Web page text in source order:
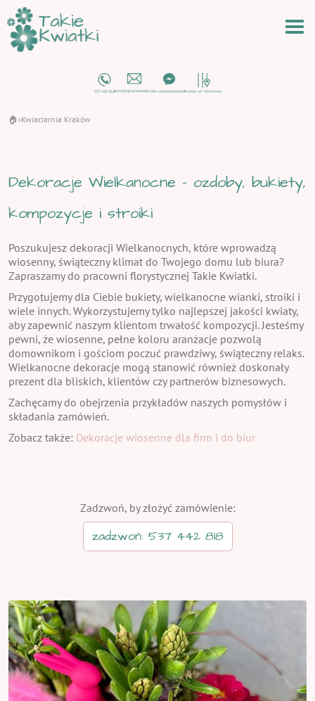
🏠 ›Kwiaciarnia Kraków
Dekoracje Wielkanocne - ozdoby, bukiety,
kompozycje i stroiki
Poszukujesz dekoracji Wielkanocnych, które wprowadzą
wiosenny, świąteczny klimat do Twojego domu lub biura?
Zapraszamy do pracowni florystycznej Takie Kwiatki.
Przygotujemy dla Ciebie bukiety, wielkanocne wianki, stroiki i
wiele innych. Wykorzystujemy tylko najlepszej jakości kwiaty,
aby zapewnić naszym klientom trwałość kompozycji. Jesteśmy
pewni, że wiosenne, pełne koloru aranżacje pozwolą
domownikom i gościom poczuć prawdziwy, świąteczny relaks.
Wielkanocne dekoracje mogą stanowić również doskonały
prezent dla bliskich, klientów czy partnerów biznesowych.
Zachęcamy do obejrzenia przykładów naszych pomysłów i
składania zamówień.
Zobacz także: Dekoracje wiosenne dla firm i do biur
Zadzwoń, by złożyć zamówienie:
zadzwoń: 537 442 818